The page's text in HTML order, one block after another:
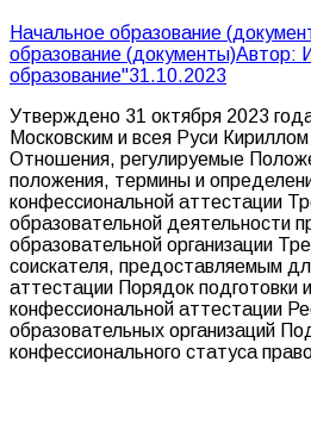
Начальное образование
образование (документы)Автор:
образование"31.10.2023
Утверждено 31 октября 2023
Московским и всея Руси
Отношения, регулируемые
положения, термины и
конфессиональной аттестации
образовательной деятельности
образовательной организации
соискателя, предоставляемым
аттестации Порядок подготовки
конфессиональной аттестации
образовательных организаций
конфессионального статуса